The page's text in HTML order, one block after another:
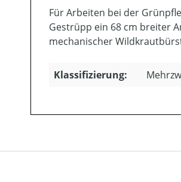
Für Arbeiten bei der
Gestrüpp ein 68 cm breiter
mechanischer
Klassifizierung: